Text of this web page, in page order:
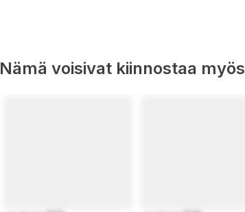
Nämä voisivat kiinnostaa myös